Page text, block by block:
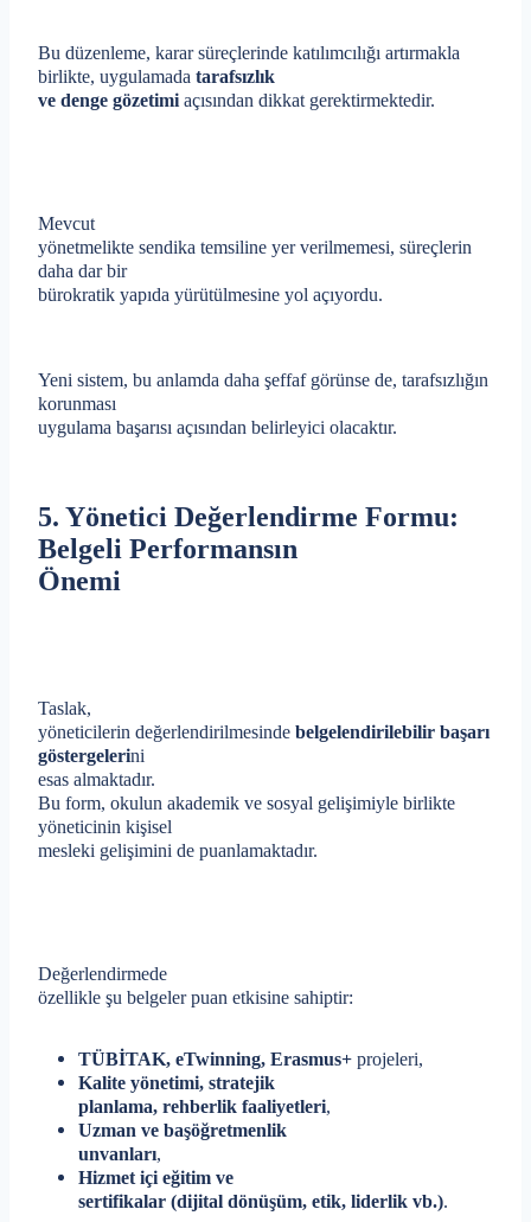
Bu düzenleme, karar süreçlerinde katılımcılığı artırmakla
birlikte, uygulamada tarafsızlık
ve denge gözetimi açısından dikkat gerektirmektedir.
Mevcut
yönetmelikte sendika temsiline yer verilmemesi, süreçlerin
daha dar bir
bürokratik yapıda yürütülmesine yol açıyordu.
Yeni sistem, bu anlamda daha şeffaf görünse de, tarafsızlığın
korunması
uygulama başarısı açısından belirleyici olacaktır.
5. Yönetici Değerlendirme Formu:
Belgeli Performansın
Önemi
Taslak,
yöneticilerin değerlendirilmesinde belgelendirilebilir başarı
göstergelerini
esas almaktadır.
Bu form, okulun akademik ve sosyal gelişimiyle birlikte
yöneticinin kişisel
mesleki gelişimini de puanlamaktadır.
Değerlendirmede
özellikle şu belgeler puan etkisine sahiptir:
TÜBİTAK, eTwinning, Erasmus+ projeleri,
Kalite yönetimi, stratejik
planlama, rehberlik faaliyetleri,
Uzman ve başöğretmenlik
unvanları,
Hizmet içi eğitim ve
sertifikalar (dijital dönüşüm, etik, liderlik vb.).